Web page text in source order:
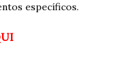
específicos.